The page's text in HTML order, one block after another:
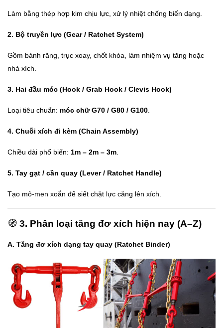
Làm bằng thép hợp kim chịu lực, xử lý nhiệt chống biến dạng.
2. Bộ truyền lực (Gear / Ratchet System)
Gồm bánh răng, trục xoay, chốt khóa, làm nhiệm vụ tăng hoặc
nhả xích.
3. Hai đầu móc (Hook / Grab Hook / Clevis Hook)
Loại tiêu chuẩn: móc chữ G70 / G80 / G100.
4. Chuỗi xích đi kèm (Chain Assembly)
Chiều dài phổ biến: 1m – 2m – 3m.
5. Tay gạt / cần quay (Lever / Ratchet Handle)
Tạo mô-men xoắn để siết chặt lực căng lên xích.
🧭 3. Phân loại tăng đơ xích hiện nay (A–Z)
A. Tăng đơ xích dạng tay quay (Ratchet Binder)